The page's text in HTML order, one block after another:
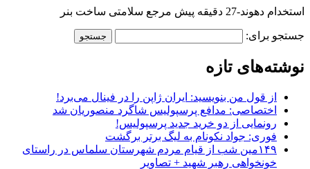
استخدام دهوند-27 دقیقه پیش مرجع سلامتی ساخت بنر
جستجو برای:
نوشته‌های تازه
از قول من بنویسید: ایران ژاپن را در فینال می‌برد!
اختصاصی: مدافع پرسپولیس شاگرد منصوریان شد
رونمایی از دو خرید جدید پرسپولیس!
فوری: جواد نکونام به لیگ برتر برگشت
۱۴۹مین شب از قیام مردم شهرستان سلماس در راستای
خونخواهی رهبر شهید + تصاویر